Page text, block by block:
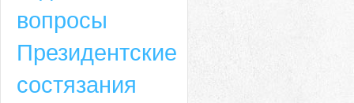
вопросы
Президентские
состязания